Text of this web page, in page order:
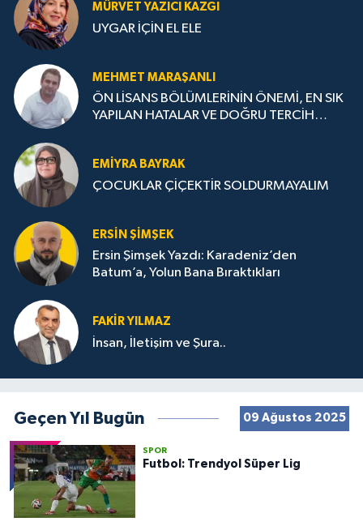
MÜRVET YAZICI KAZGI
UYGAR İÇİN EL ELE
MEHMET MARAŞANLI
ÖN LİSANS BÖLÜMLERİNİN ÖNEMİ, EN SIK
YAPILAN HATALAR VE DOĞRU TERCİH
EMIYRA BAYRAK
ÇOCUKLAR ÇİÇEKTİR SOLDURMAYALIM
ERSIN ŞIMŞEK
Ersin Şimşek Yazdı: Karadeniz’den
Batum’a, Yolun Bana Bıraktıkları
FAKIR YILMAZ
İnsan, İletişim ve Şura..
Geçen Yıl Bugün 09 Ağustos 2025
SPOR
Futbol: Trendyol Süper Lig